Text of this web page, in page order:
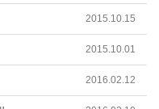
2015.10.15
2015.10.01
2016.02.12